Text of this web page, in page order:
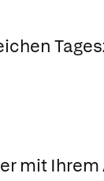
mit Ihrem